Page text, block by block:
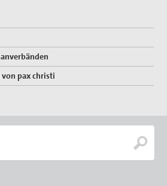
pax christi